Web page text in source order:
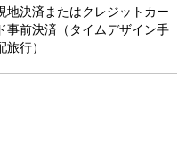
地決済またはクレジットカー
ド事前決済（タイムデザイン手
旅行）